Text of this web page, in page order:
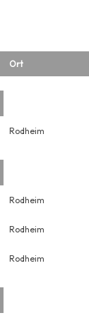
Ort
Rodheim
Rodheim
Rodheim
Rodheim